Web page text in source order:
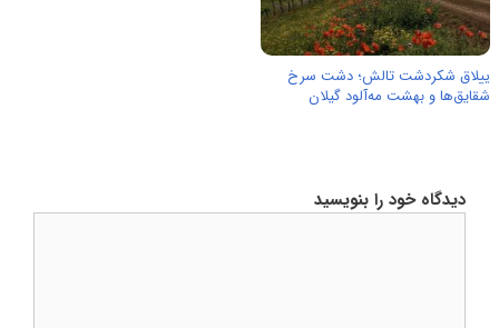
ییلاق شکردشت تالش؛ دشت سرخ
شقایق‌ها و بهشت مه‌آلود گیلان
دیدگاه خود را بنویسید